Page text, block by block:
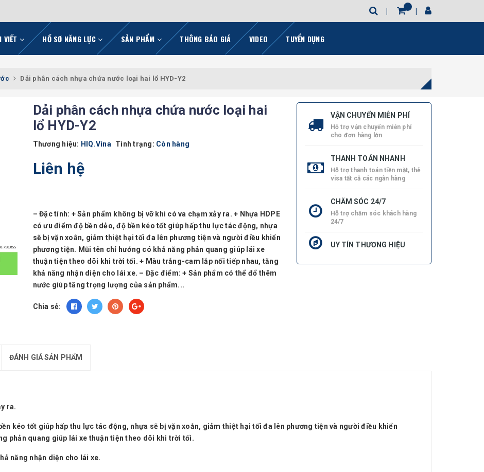
VIẾT HỒ SƠ NĂNG LỰC SẢN PHẨM THÔNG BÁO GIÁ VIDEO TUYỂN DỤNG
Dải phân cách nhựa chứa nước loại hai lổ HYD-Y2
Dải phân cách nhựa chứa nước loại hai
lổ HYD-Y2
Thương hiệu: HIQ.Vina Tình trạng: Còn hàng
Liên hệ
– Đặc tính: + Sản phẩm không bị vỡ khi có va chạm xảy ra. + Nhựa HDPE
có ưu điểm độ bền dẻo, độ bền kéo tốt giúp hấp thu lực tác động, nhựa
sẽ bị vặn xoắn, giảm thiệt hại tối đa lên phương tiện và người điều khiển
phương tiện. Mũi tên chỉ hướng có khả năng phản quang giúp lái xe
thuận tiện theo dõi khi trời tối. + Màu trắng-cam lắp nối tiếp nhau, tăng
khả năng nhận diện cho lái xe. – Đặc điểm: + Sản phẩm có thể đổ thêm
nước giúp tăng trọng lượng của sản phẩm...
Chia sẻ:
VẬN CHUYỂN MIỄN PHÍ
Hỗ trợ vận chuyển miễn phí
cho đơn hàng lớn
THANH TOÁN NHANH
Hỗ trợ thanh toán tiền mặt, thẻ
visa tất cả các ngân hàng
CHĂM SÓC 24/7
Hỗ trợ chăm sóc khách hàng
24/7
UY TÍN THƯƠNG HIỆU
ĐÁNH GIÁ SẢN PHẨM
ra.
kéo tốt giúp hấp thu lực tác động, nhựa sẽ bị vặn xoắn, giảm thiệt hại tối đa lên phương tiện và người điều khiển
phản quang giúp lái xe thuận tiện theo dõi khi trời tối.
năng nhận diện cho lái xe.